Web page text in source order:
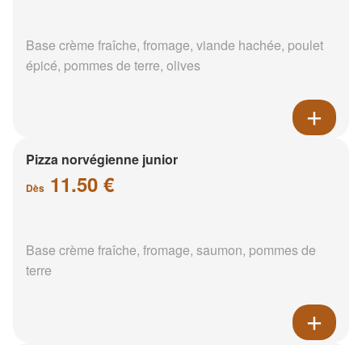
Base crème fraîche, fromage, viande hachée, poulet
épicé, pommes de terre, olives
Pizza norvégienne junior
Dès 11.50 €
Base crème fraîche, fromage, saumon, pommes de
terre